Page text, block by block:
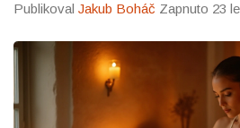
Publikoval Jakub Boháč Zapnuto 23